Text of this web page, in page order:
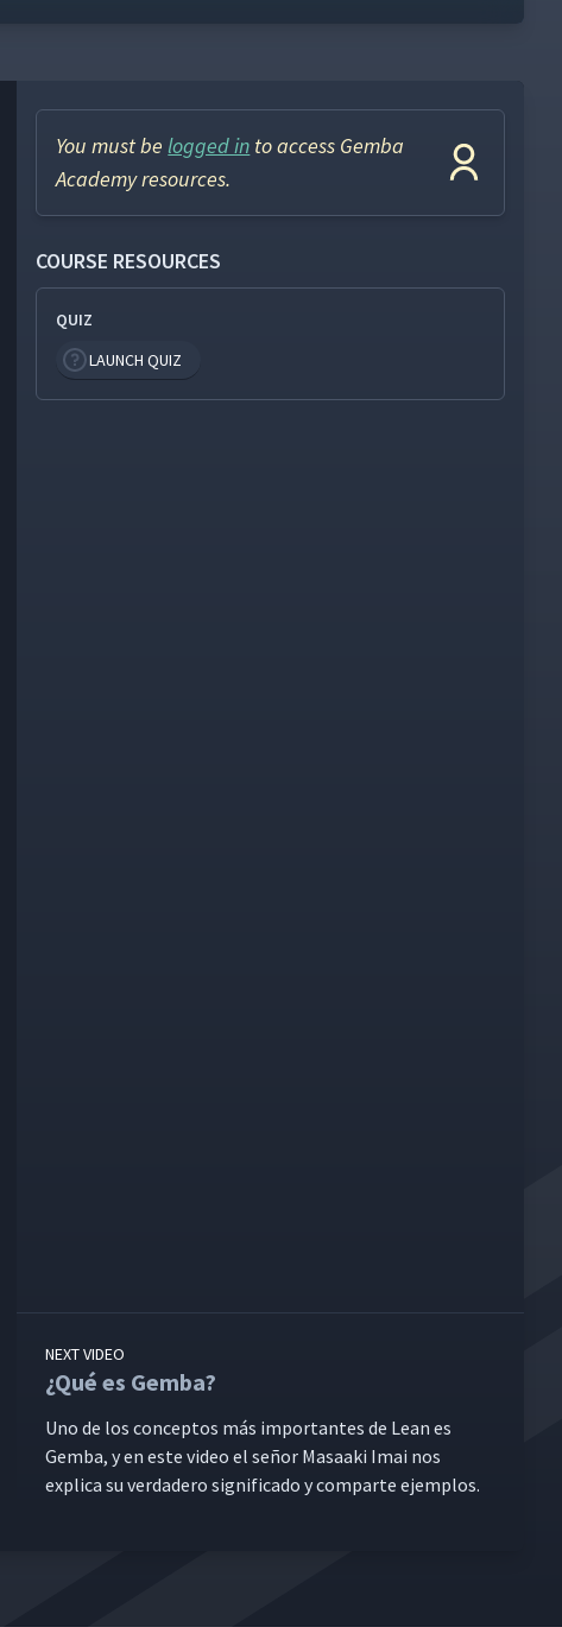
You must be logged in to access Gemba
Academy resources.
COURSE RESOURCES
QUIZ
LAUNCH QUIZ
NEXT VIDEO
¿Qué es Gemba?
Uno de los con­cep­tos más impor­tantes de Lean es
Gem­ba, y en este video el señor Masaa­ki Imai nos
expli­ca su ver­dadero sig­nifi­ca­do y com­parte ejemplos.